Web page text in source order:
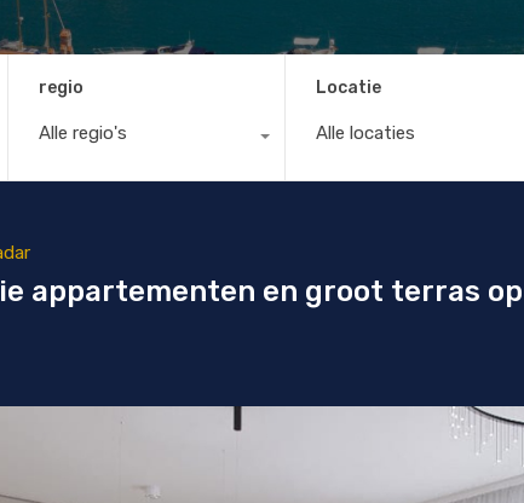
regio
Alle regio's
Locatie
Alle locaties
appartementen en groot terras